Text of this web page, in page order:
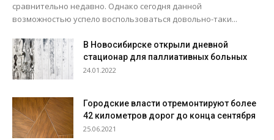
сравнительно недавно. Однако сегодня данной
возможностью успело воспользоваться довольно-таки...
В Новосибирске открыли дневной
стационар для паллиативных больных
24.01.2022
Городские власти отремонтируют более
42 километров дорог до конца сентября
25.06.2021